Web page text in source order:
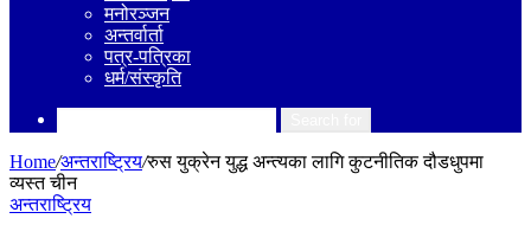
मनोरञ्जन
अन्तर्वार्ता
पत्र-पत्रिका
धर्म/संस्कृति
Home/अन्तराष्ट्रिय/रुस युक्रेन युद्ध अन्त्यका लागि कुटनीतिक दौडधुपमा
व्यस्त चीन
अन्तराष्ट्रिय